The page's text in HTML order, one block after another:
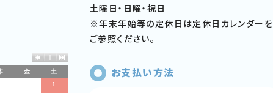
金
土
1
土曜日・日曜・祝日
※年末年始等の定休日は定休日カレンダーを
ご参照ください。
お支払い方法